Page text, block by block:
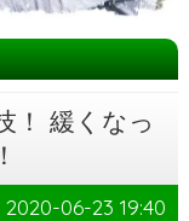
！ 緩くなっ
2020-06-23 19:40